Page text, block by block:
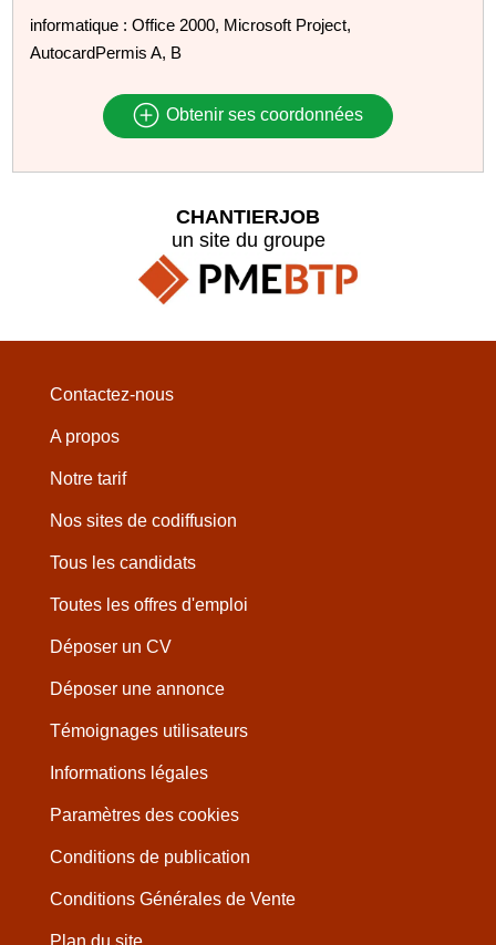
informatique : Office 2000, Microsoft Project,
AutocardPermis A, B
Obtenir ses coordonnées
CHANTIERJOB
un site du groupe
Contactez-nous
A propos
Notre tarif
Nos sites de codiffusion
Tous les candidats
Toutes les offres d'emploi
Déposer un CV
Déposer une annonce
Témoignages utilisateurs
Informations légales
Paramètres des cookies
Conditions de publication
Conditions Générales de Vente